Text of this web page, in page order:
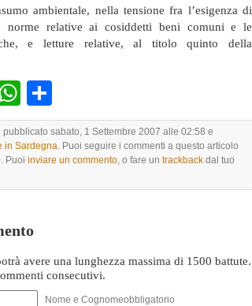
ambientale, nella tensione fra l’esigenza di
norme relative ai cosiddetti beni comuni e le
e letture relative, al titolo quinto della
EmailWhatsApp
pubblicato sabato, 1 Settembre 2007 alle 02:58 e
in Sardegna. Puoi seguire i commenti a questo articolo
. Puoi inviare un commento, o fare un trackback dal tuo
avere una lunghezza massima di 1500 battute.
consecutivi.
Nome e Cognomeobbligatorio